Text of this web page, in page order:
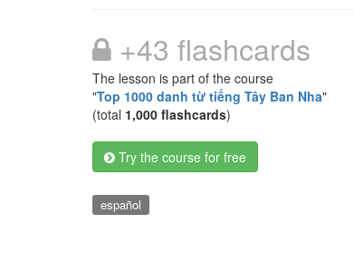
+43 flashcards
The lesson is part of the course
"Top 1000 danh từ tiếng Tây Ban Nha"
(total 1,000 flashcards)
Try the course for free
español